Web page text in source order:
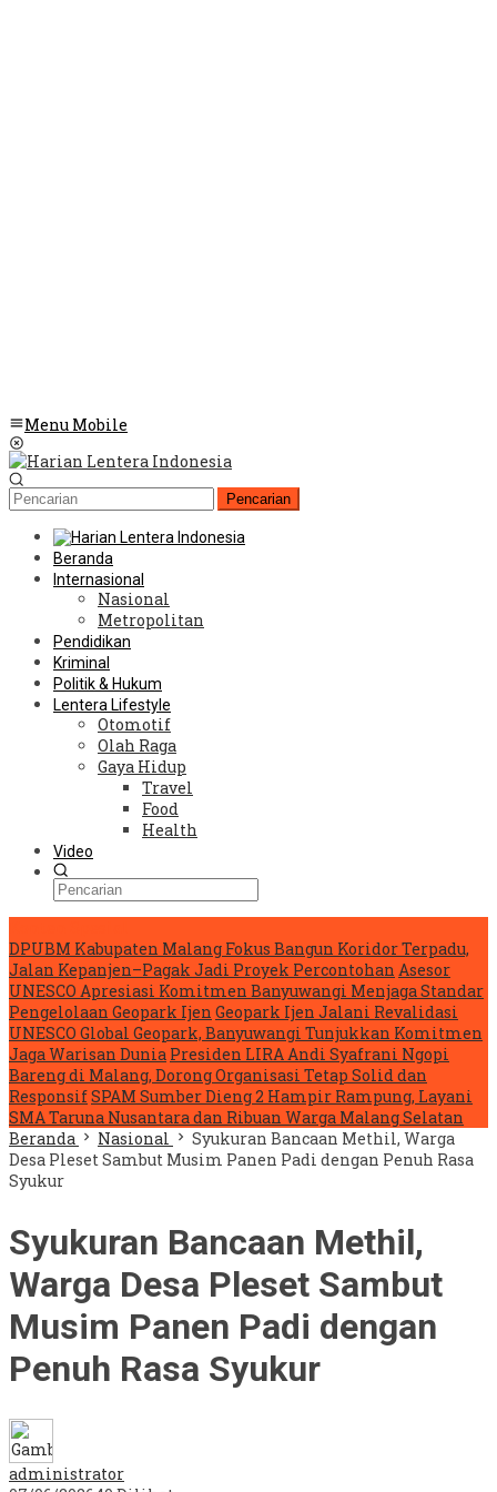
Menu Mobile
Pencarian
Beranda
Internasional
Nasional
Metropolitan
Pendidikan
Kriminal
Politik & Hukum
Lentera Lifestyle
Otomotif
Olah Raga
Gaya Hidup
Travel
Food
Health
Video
DPUBM Kabupaten Malang Fokus Bangun Koridor Terpadu,
Jalan Kepanjen–Pagak Jadi Proyek Percontohan Asesor
UNESCO Apresiasi Komitmen Banyuwangi Menjaga Standar
Pengelolaan Geopark Ijen Geopark Ijen Jalani Revalidasi
UNESCO Global Geopark, Banyuwangi Tunjukkan Komitmen
Jaga Warisan Dunia Presiden LIRA Andi Syafrani Ngopi
Bareng di Malang, Dorong Organisasi Tetap Solid dan
ResponsifSPAM Sumber Dieng 2 Hampir Rampung, Layani
SMA Taruna Nusantara dan Ribuan Warga Malang Selatan
Beranda
Nasional
Syukuran Bancaan Methil, Warga
Desa Pleset Sambut Musim Panen Padi dengan Penuh Rasa
Syukur
Syukuran Bancaan Methil,
Warga Desa Pleset Sambut
Musim Panen Padi dengan
Penuh Rasa Syukur
administrator